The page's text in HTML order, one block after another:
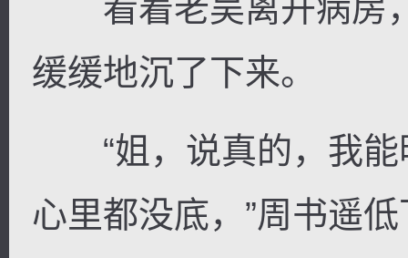
看着老吴离开病房
缓缓地沉了下来。
“姐，说真的，我能
心里都没底，”周书遥